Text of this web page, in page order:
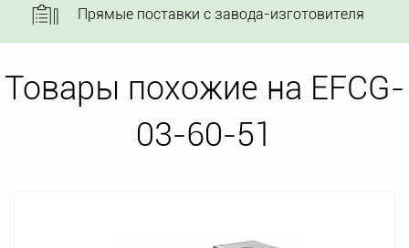
Прямые поставки с завода-изготовителя
Товары похожие на EFCG-
03-60-51